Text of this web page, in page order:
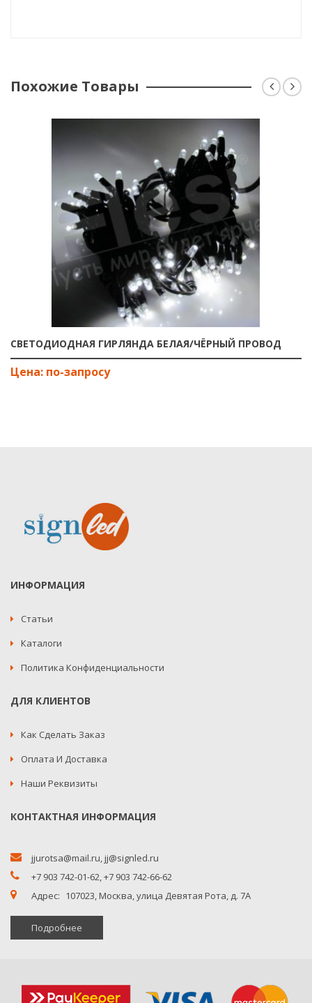
Похожие Товары
СВЕТОДИОДНАЯ ГИРЛЯНДА БЕЛАЯ/ЧЁРНЫЙ ПРОВОД
ИНФОРМАЦИЯ
Статьи
Каталоги
Политика Конфиденциальности
ДЛЯ КЛИЕНТОВ
Как Сделать Заказ
Оплата И Доставка
Наши Реквизиты
КОНТАКТНАЯ ИНФОРМАЦИЯ
jjurotsa@mail.ru jj@signled.ru
+7 903 742-01-62, +7 903 742-66-62
Адрес: 107023, Москва, улица Девятая Рота, д. 7А
Подробнее